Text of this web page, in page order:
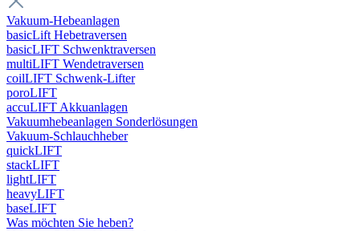
Vakuum-Hebeanlagen
basicLift Hebetraversen
basicLIFT Schwenktraversen
multiLIFT Wendetraversen
coilLIFT Schwenk-Lifter
poroLIFT
accuLIFT Akkuanlagen
Vakuumhebeanlagen Sonderlösungen
Vakuum-Schlauchheber
quickLIFT
stackLIFT
lightLIFT
heavyLIFT
baseLIFT
Was möchten Sie heben?